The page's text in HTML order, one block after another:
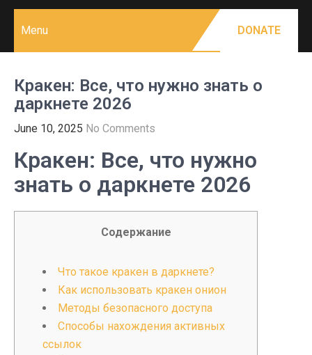
Menu DONATE
Кракен: Все, что нужно знать о
даркнете 2026
June 10, 2025 No Comments
Кракен: Все, что нужно
знать о даркнете 2026
Содержание
Что такое кракен в даркнете?
Как использовать кракен онион
Методы безопасного доступа
Способы нахождения активных
ссылок